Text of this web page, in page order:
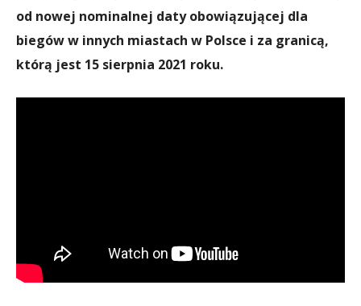
od nowej nominalnej daty obowiązującej dla
biegów w innych miastach w Polsce i za granicą,
którą jest 15 sierpnia 2021 roku.